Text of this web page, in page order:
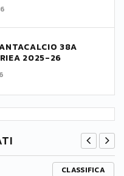
38A
2025-26
CLASSIFICA